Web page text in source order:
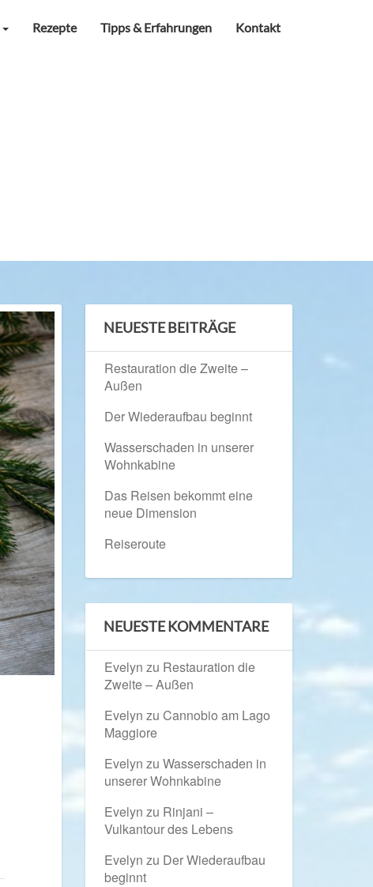
Rezepte Tipps & Erfahrungen Kontakt
NEUESTE BEITRÄGE
Restauration die Zweite –
Außen
Der Wiederaufbau beginnt
Wasserschaden in unserer
Wohnkabine
Das Reisen bekommt eine
neue Dimension
Reiseroute
NEUESTE KOMMENTARE
Evelyn zu Restauration die
Zweite – Außen
Evelyn zu Cannobio am Lago
Maggiore
Evelyn zu Wasserschaden in
unserer Wohnkabine
Evelyn zu Rinjani –
Vulkantour des Lebens
Evelyn zu Der Wiederaufbau
beginnt